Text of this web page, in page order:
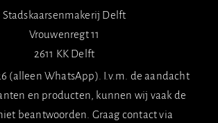
Stadskaarsenmakerij Delft
Vrouwenregt 11
2611 KK Delft
(alleen WhatsApp). I.v.m. de aandacht
en producten, kunnen wij vaak de
beantwoorden. Graag contact via